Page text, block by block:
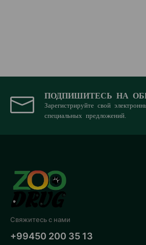
ПОДПИШИТЕСЬ НА
Зарегистрируйте свой
специальных предложений.
Свяжитесь с нами
+99450 200 35 13